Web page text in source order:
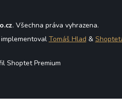
. Všechna práva vyhrazena.
Tomáš Hlad &
Shoptet Premium